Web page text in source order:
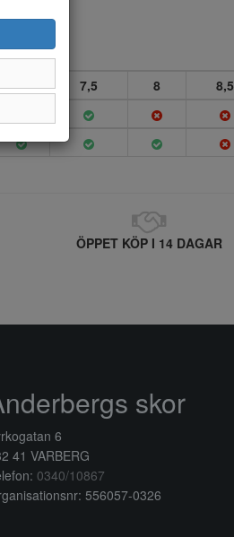
7 7,5 8 8,5
ÖPPET KÖP I 14 DAGAR
skor
6
41 VARBERG
0340/10867
556057-0326